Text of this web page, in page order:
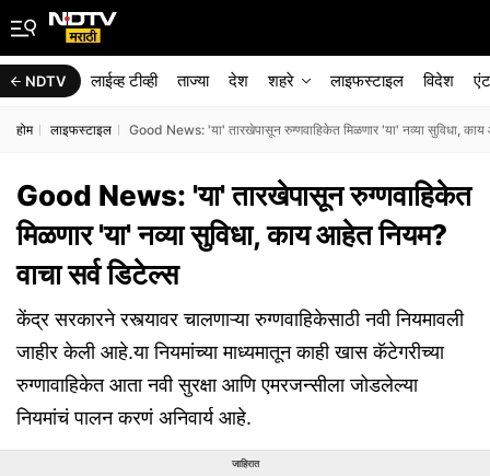
NDTV लाईव्ह टीव्ही ताज्या देश शहरे लाइफस्टाइल विदेश
होम लाइफस्टाइल Good News: 'या' तारखेपासून रुग्णवाहिकेत मिळणार 'या' नव्या सुविधा, काय
Good News: 'या' तारखेपासून रुग्णवाहिकेत
मिळणार 'या' नव्या सुविधा, काय आहेत नियम?
वाचा सर्व डिटेल्स
केंद्र सरकारने रस्त्यावर चालणाऱ्या रुग्णवाहिकेसाठी नवी नियमावली
जाहीर केली आहे.या नियमांच्या माध्यमातून काही खास कॅटेगरीच्या
रुग्णावाहिकेत आता नवी सुरक्षा आणि एमरजन्सीला जोडलेल्या
नियमांचं पालन करणं अनिवार्य आहे.
जाहिरात